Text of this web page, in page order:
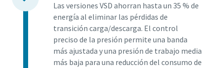
Las versiones VSD ahorran hasta un 35 % de
energía al eliminar las pérdidas de
transición carga/descarga. El control
preciso de la presión permite una banda
más ajustada y una presión de trabajo media
más baja para una reducción del consumo de